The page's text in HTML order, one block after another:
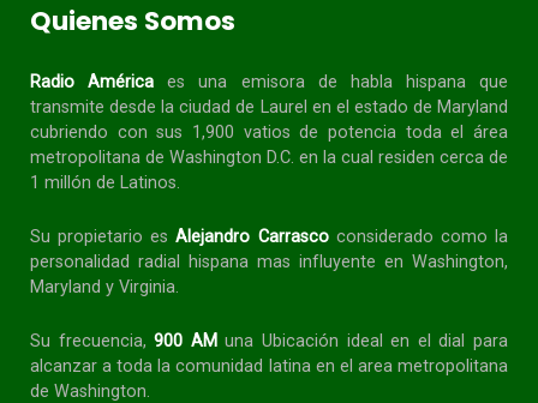
Quienes Somos
Radio América es una emisora de habla hispanaque
transmite desde la ciudad de Laurel en el estado de Maryland
cubriendo con sus 1,900 vatios de potencia toda el área
metropolitana de Washington D.C. en la cual residen cerca de
1 millón de Latinos.
Su propietario esAlejandro Carrascoconsiderado como la
personalidad radial
hispana mas influyente en Washington,
Maryland y Virginia.
Su frecuencia, 900 AM una Ubicación ideal en el dial para
alcanzar a toda lacomunidad latina en el area metropolitana
de Washington.